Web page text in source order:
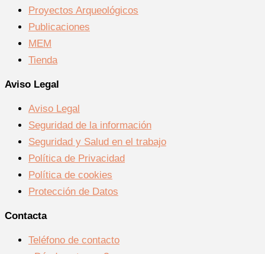
Proyectos Arqueológicos
Publicaciones
MEM
Tienda
Aviso Legal
Aviso Legal
Seguridad de la información
Seguridad y Salud en el trabajo
Política de Privacidad
Política de cookies
Protección de Datos
Contacta
Teléfono de contacto